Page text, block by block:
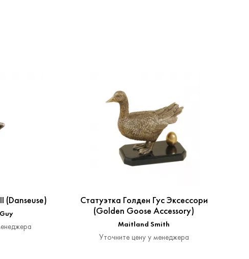
(Danseuse)
Статуэтка Голден Гус Эксессори
(Golden Goose Accessory)
Maitland Smith
Уточните цену у менеджера